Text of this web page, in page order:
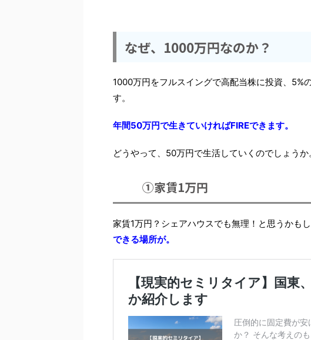
なぜ、1000万円なのか？
1000万円をフルスイングで高配当株に投資、5%
す。
年間50万円で生きていければFIREできます。
どうやって、50万円で生活していくのでしょうか
①家賃1万円
家賃1万円？シェアハウスでも無理！と思うかもし
できる場所が。